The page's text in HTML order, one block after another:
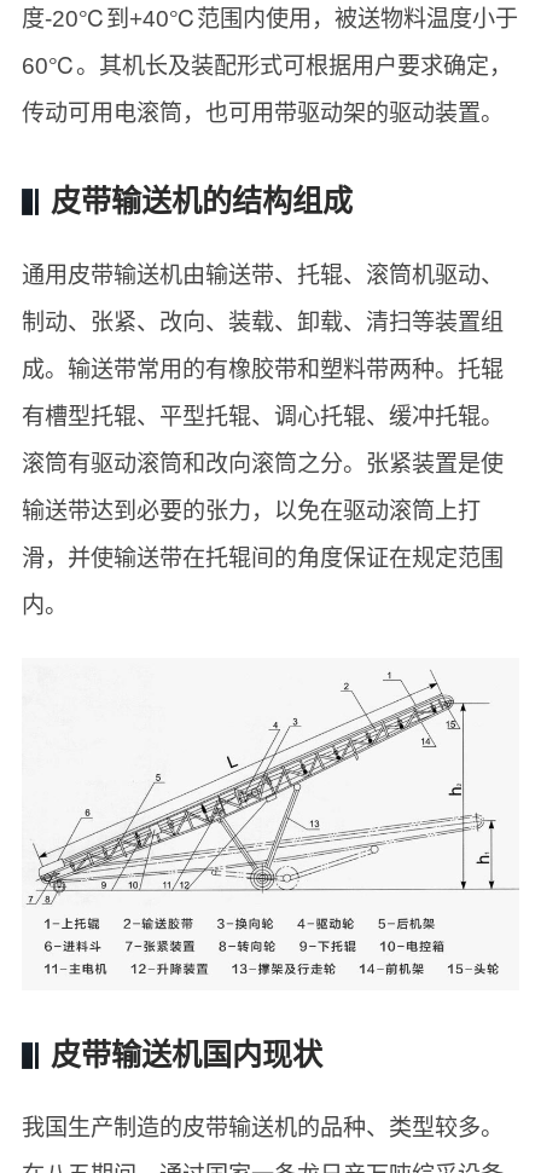
度-20℃到+40℃范围内使用，被送物料温度小于
60℃。其机长及装配形式可根据用户要求确定，
传动可用电滚筒，也可用带驱动架的驱动装置。
皮带输送机的结构组成
通用皮带输送机由输送带、托辊、滚筒机驱动、
制动、张紧、改向、装载、卸载、清扫等装置组
成。输送带常用的有橡胶带和塑料带两种。托辊
有槽型托辊、平型托辊、调心托辊、缓冲托辊。
滚筒有驱动滚筒和改向滚筒之分。张紧装置是使
输送带达到必要的张力，以免在驱动滚筒上打
滑，并使输送带在托辊间的角度保证在规定范围
内。
皮带输送机国内现状
我国生产制造的皮带输送机的品种、类型较多。